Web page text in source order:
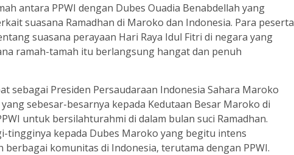
antara PPWI dengan Dubes Ouadia Benabdellah yang
suasana Ramadhan di Maroko dan Indonesia. Para peserta
suasana perayaan Hari Raya Idul Fitri di negara yang
ramah-tamah itu berlangsung hangat dan penuh
sebagai Presiden Persaudaraan Indonesia Sahara Maroko
sebesar-besarnya kepada Kedutaan Besar Maroko di
untuk bersilahturahmi di dalam bulan suci Ramadhan.
tingginya kepada Dubes Maroko yang begitu intens
komunitas di Indonesia, terutama dengan PPWI.